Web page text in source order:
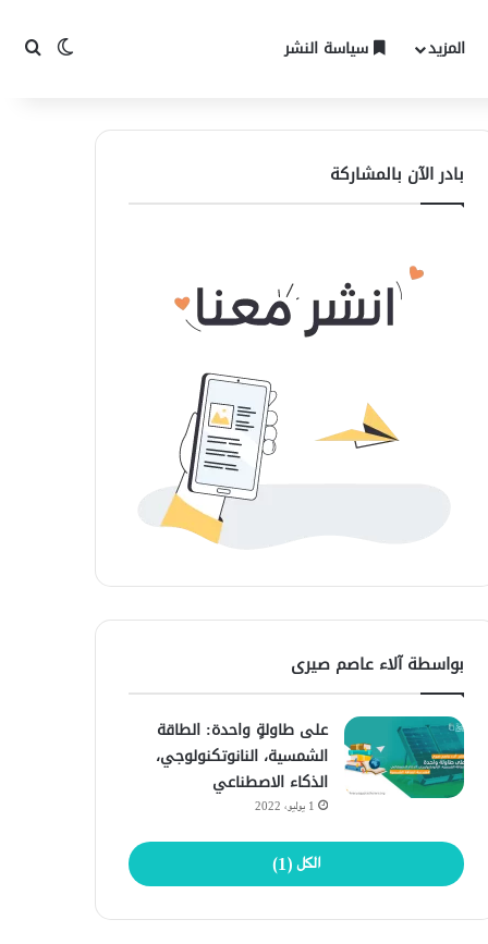
المزيد سياسة النشر الوضع
بادر الآن بالمشاركة
بواسطة آلاء عاصم صيرى
على طاولةٍ واحدة: الطاقة
الشمسية، النانوتكنولوجي،
الذكاء الاصطناعي
1 يوليو، 2022
الكل (1)